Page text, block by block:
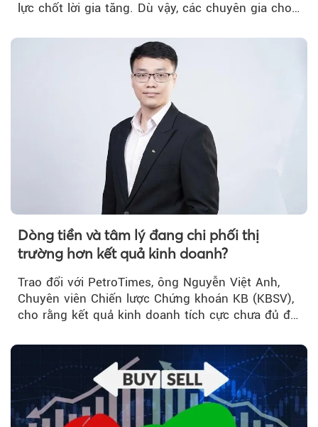
lực chốt lời gia tăng. Dù vậy, các chuyên gia cho
Dòng tiền và tâm lý đang chi phối thị
trường hơn kết quả kinh doanh?
Trao đổi với PetroTimes, ông Nguyễn Việt Anh,
Chuyên viên Chiến lược Chứng khoán KB (KBSV),
cho rằng kết quả kinh doanh tích cực chưa đủ để